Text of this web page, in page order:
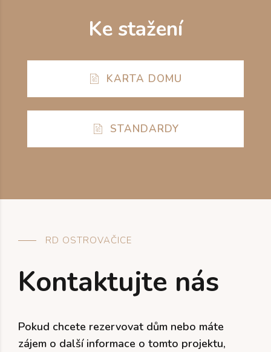
Ke stažení
KARTA DOMU
STANDARDY
RD OSTROVAČICE
Kontaktujte nás
Pokud chcete rezervovat dům nebo máte
zájem o další informace o tomto projektu,